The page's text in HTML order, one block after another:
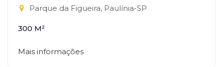
Parque da Figueira, Paulínia-SP
300 M²
Mais informações